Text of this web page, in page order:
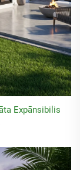
Expānsibilis